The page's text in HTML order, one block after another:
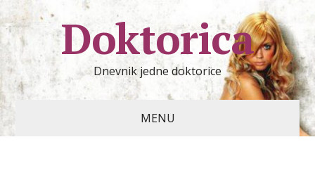
Doktorica
Dnevnik jedne doktorice
MENU